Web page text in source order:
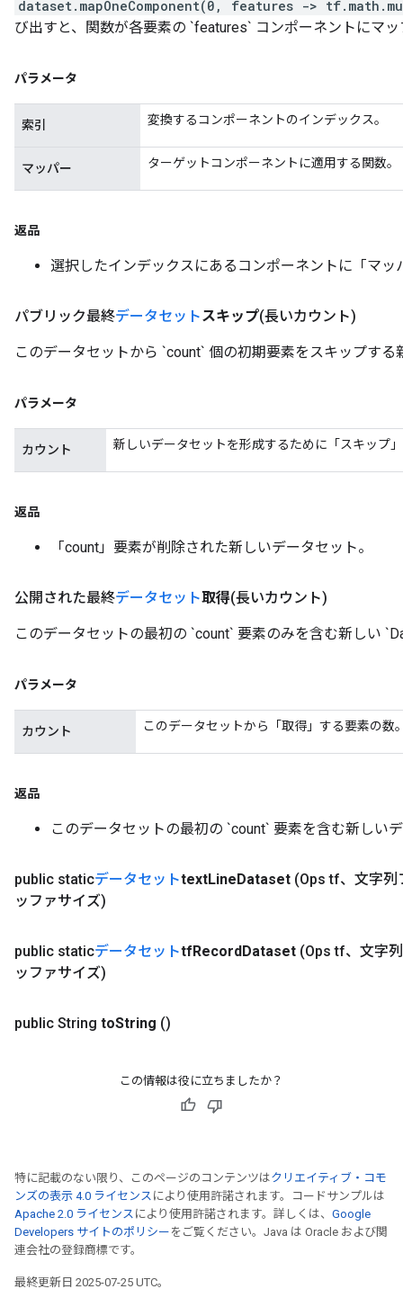
dataset.mapOneComponent(0, features ->
び出すと、関数が各要素の `features` コンポーネントにマ
パラメータ
索引 変換するコンポーネントのインデックス。
マッパー ターゲットコンポーネントに適用する関数。
返品
選択したインデックスにあるコンポーネントに「マ
パブリック最終データセットスキップ(長いカウント)
このデータセットから `count` 個の初期要素をスキップす
パラメータ
カウント 新しいデータセットを形成するために「スキップ
返品
「count」要素が削除された新しいデータセット。
公開された最終データセット取得(長いカウント)
このデータセットの最初の `count` 要素のみを含む新しい
パラメータ
カウント このデータセットから「取得」する要素の数
返品
このデータセットの最初の `count` 要素を含む新しい
public staticデータセットtextLineDataset (Ops tf、文字列
ッファサイズ)
public staticデータセットtfRecordDataset (Ops tf、文字
ッファサイズ)
public String toString ()
この情報は役に立ちましたか？
特に記載のない限り、このページのコンテンツはクリエイティブ・コモ
ンズの表示 4.0 ライセンス により使用許諾されます。コードサンプルは
Apache 2.0 ライセンス により使用許諾されます。詳しくは、 Google
Developers サイトのポリシー をご覧ください。Java は Oracle および関
連会社の登録商標です。
最終更新日 2025-07-25 UTC。